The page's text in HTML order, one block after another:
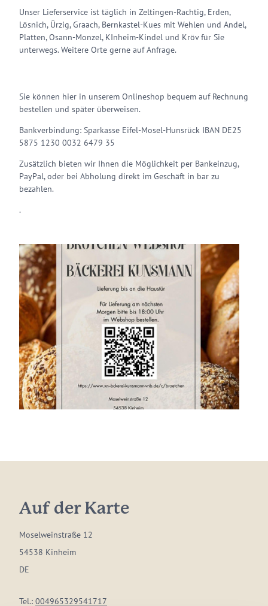
Unser Lieferservice ist täglich in Zeltingen-Rachtig, Erden,
Lösnich, Ürzig, Graach, Bernkastel-Kues mit Wehlen und Andel,
Platten, Osann-Monzel, KInheim-Kindel und Kröv für Sie
unterwegs. Weitere Orte gerne auf Anfrage.
Sie können hier in unserem Onlineshop bequem auf Rechnung
bestellen und später überweisen.
Bankverbindung: Sparkasse Eifel-Mosel-Hunsrück IBAN DE25
5875 1230 0032 6479 35
Zusätzlich bieten wir Ihnen die Möglichkeit per Bankeinzug,
PayPal, oder bei Abholung direkt im Geschäft in bar zu
bezahlen.
.
Auf der Karte
Moselweinstraße 12
54538 Kinheim
DE
Tel.: 004965329541717